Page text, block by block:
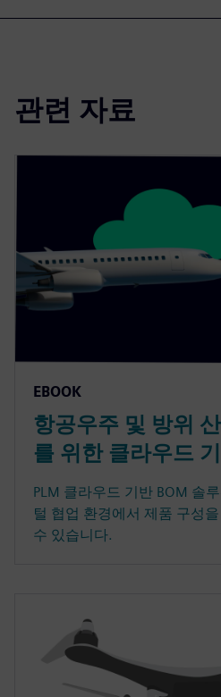
관련 자료
EBOOK
항공우주 및 방위
를 위한 클라우드
PLM 클라우드 기반 BOM 솔
털 협업 환경에서 제품 구성
수 있습니다.